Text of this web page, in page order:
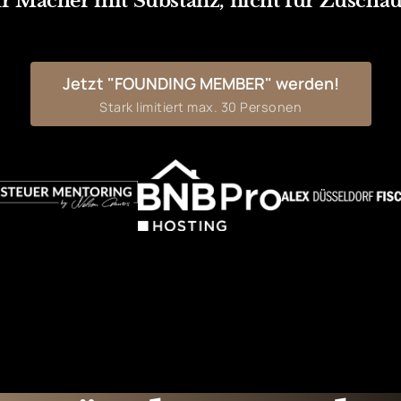
Jetzt "FOUNDING MEMBER" werden!
Stark limitiert max. 30 Personen